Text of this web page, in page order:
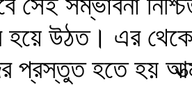
উঠত। এর থেকে
প্রস্তুত হতে হয়